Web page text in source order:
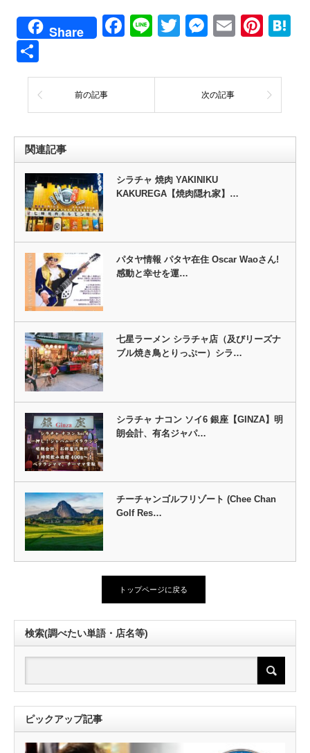
Share Facebook
LineTwitterEmail
有
前の記事 次の記事
関連記事
シラチャ 焼肉 YAKINIKU
KAKUREGA【焼肉隠れ家】…
パタヤ情報 パタヤ在住 Oscar Waoさん!
感動と幸せを運…
七星ラーメン シラチャ店（及びリーズナ
ブル焼き鳥とりっぷー）シラ…
シラチャ ナコン ソイ6 銀座【GINZA】明
朗会計、有名ジャパ…
チーチャンゴルフリゾート (Chee Chan
Golf Res…
トップページに戻る
検索(調べたい単語・店名等)
ピックアップ記事